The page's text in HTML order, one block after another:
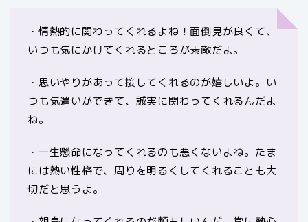
・情熱的に関わってくれるよね！面倒見が良くて、
いつも気にかけてくれるところが素敵だよ。
・思いやりがあって接してくれるのが嬉しいよ。い
つも気遣いができて、誠実に関わってくれるんだよ
ね。
・一生懸命になってくれるのも悪くないよね。たま
には熱い性格で、周りを明るくしてくれることも大
切だと思うよ。